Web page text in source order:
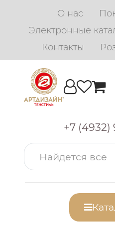
О нас
Электронные
Контакты
+7 (4932)